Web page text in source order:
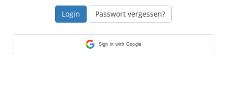
Passwort vergessen?
Sign in with Google